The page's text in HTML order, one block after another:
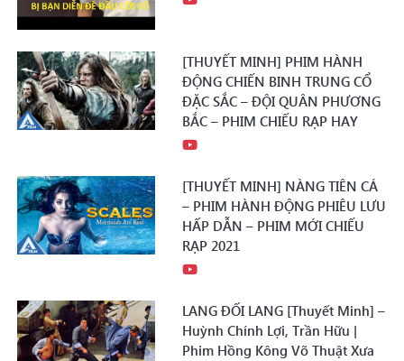
[THUYẾT MINH] PHIM HÀNH
ĐỘNG CHIẾN BINH TRUNG CỔ
ĐẶC SẮC – ĐỘI QUÂN PHƯƠNG
BẮC – PHIM CHIẾU RẠP HAY
[THUYẾT MINH] NÀNG TIÊN CÁ
– PHIM HÀNH ĐỘNG PHIÊU LƯU
HẤP DẪN – PHIM MỚI CHIẾU
RẠP 2021
LANG ĐỐI LANG [Thuyết Minh] –
Huỳnh Chính Lợi, Trần Hữu |
Phim Hồng Kông Võ Thuật Xưa